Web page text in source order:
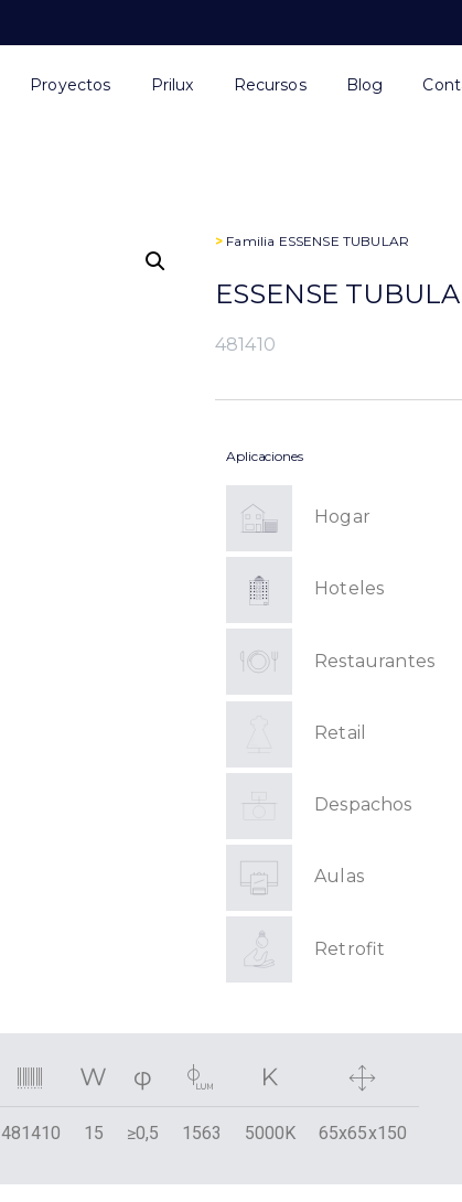
Proyectos Prilux Recursos Blog
> Familia ESSENSE TUBULAR
ESSENSE
481410
Aplicaciones
Hogar
Hoteles
Restaurantes
Retail
Despachos
Aulas
Retrofit
481410 15 ≥0,5 1563 5000K 65x65x150